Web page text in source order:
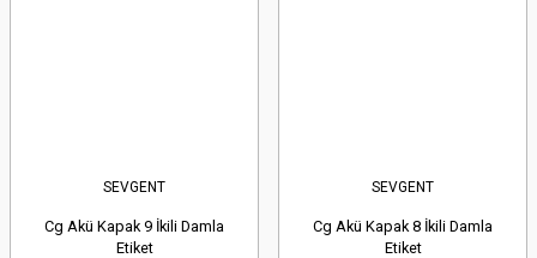
SEVGENT
Cg Akü Kapak 9 İkili Damla
Etiket
SEVGENT
Cg Akü Kapak 8 İkili Damla
Etiket